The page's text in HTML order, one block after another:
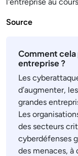
Source
Comment
entreprise ?
Les
d’augmenter,
grandes
Les
des secteurs
cyberdéfenses
des menaces, à